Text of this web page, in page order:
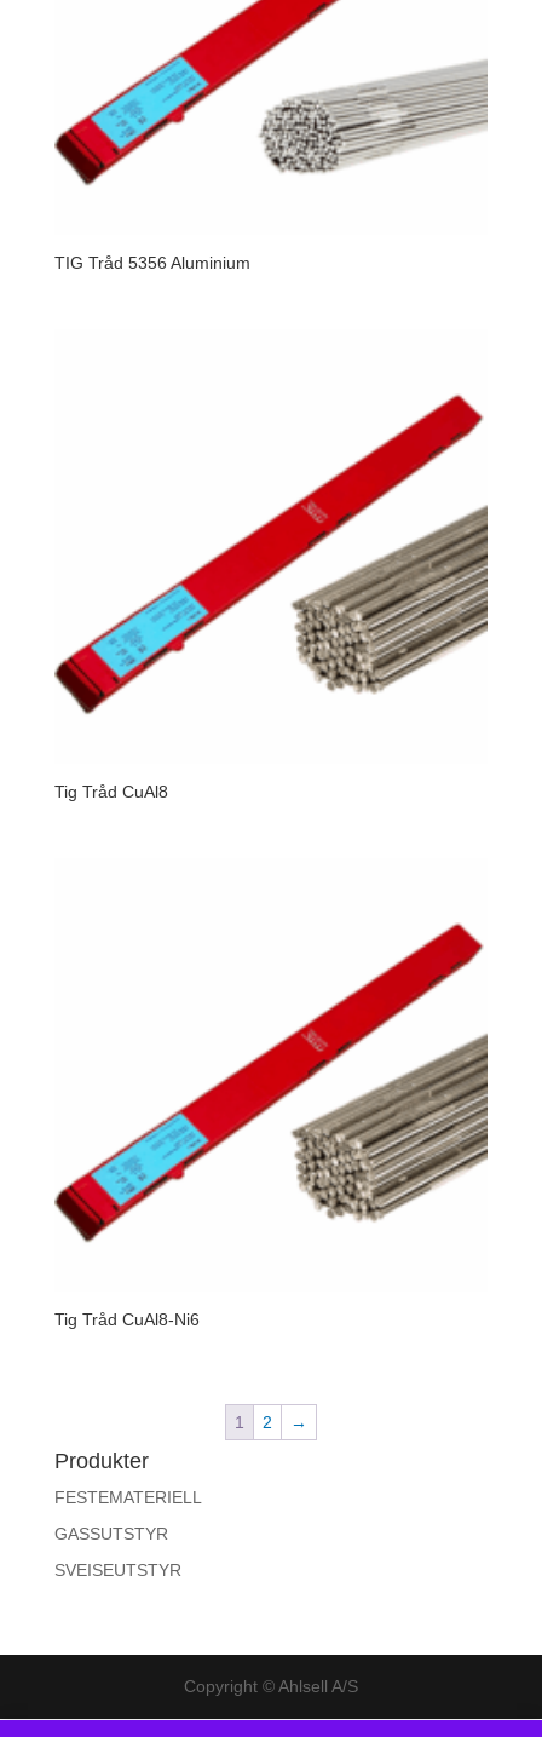
TIG Tråd 5356 Aluminium
Tig Tråd CuAl8
Tig Tråd CuAl8-Ni6
1 2 →
Produkter
FESTEMATERIELL
GASSUTSTYR
SVEISEUTSTYR
Copyright © Ahlsell A/S